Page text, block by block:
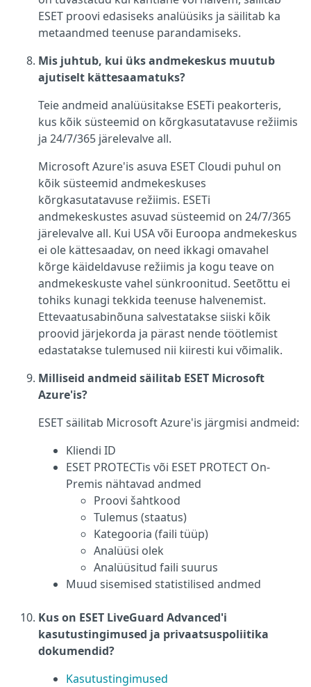
ESET proovi edasiseks analüüsiks ja säilitab ka
metaandmed teenuse parandamiseks.
Mis juhtub, kui üks andmekeskus muutub
ajutiselt kättesaamatuks?
Teie andmeid analüüsitakse ESETi peakorteris,
kus kõik süsteemid on kõrgkasutatavuse režiimis
ja 24/7/365 järelevalve all.
Microsoft Azure'is asuva ESET Cloudi puhul on
kõik süsteemid andmekeskuses
kõrgkasutatavuse režiimis. ESETi
andmekeskustes asuvad süsteemid on 24/7/365
järelevalve all. Kui USA või Euroopa andmekeskus
ei ole kättesaadav, on need ikkagi omavahel
kõrge käideldavuse režiimis ja kogu teave on
andmekeskuste vahel sünkroonitud. Seetõttu ei
tohiks kunagi tekkida teenuse halvenemist.
Ettevaatusabinõuna salvestatakse siiski kõik
proovid järjekorda ja pärast nende töötlemist
edastatakse tulemused nii kiiresti kui võimalik.
Milliseid andmeid säilitab ESET Microsoft
Azure'is?
ESET säilitab Microsoft Azure'is järgmisi andmeid:
Kliendi ID
ESET PROTECTis või ESET PROTECT On-
Premis nähtavad andmed
Proovi šahtkood
Tulemus (staatus)
Kategooria (faili tüüp)
Analüüsi olek
Analüüsitud faili suurus
Muud sisemised statistilised andmed
Kus on ESET LiveGuard Advanced'i
kasutustingimused ja privaatsuspoliitika
dokumendid?
Kasutustingimused